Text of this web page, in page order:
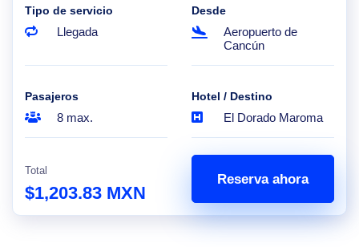
Tipo de servicio
Llegada
Desde
Aeropuerto de
Cancún
Pasajeros
8 max.
Hotel / Destino
El Dorado Maroma
Total
$1,203.83 MXN
Reserva ahora